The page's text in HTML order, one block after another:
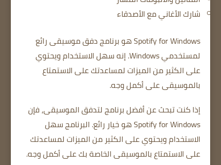
شارك الأغاني مع الأصدقاء
Spotify for Windows هو برنامج دفق موسيقى رائع
لمستخدمي Windows.
إنه سهل الاستخدام ويحتوي
على الكثير من الميزات لمساعدتك على الاستمتاع
بالموسيقى على أكمل وجه.
إذا كنت تبحث عن أفضل برنامج لتدفق الموسيقى، فإن
Spotify for Windows هو خيار رائع.
البرنامج سهل
الاستخدام ويحتوي على الكثير من الميزات لمساعدتك
على الاستمتاع بالموسيقى الخاصة بك على أكمل وجه.